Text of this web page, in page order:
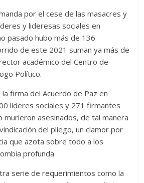
por el cese de las masacres y
y lideresas sociales en
pasado hubo más de 136
de este 2021 suman ya más de
académico del Centro de
Político.
firma del Acuerdo de Paz en
líderes sociales y 271 firmantes
murieron asesinados, de tal manera
del pliego, un clamor por
que azota sobre todo a los
profunda.
serie de requerimientos como la